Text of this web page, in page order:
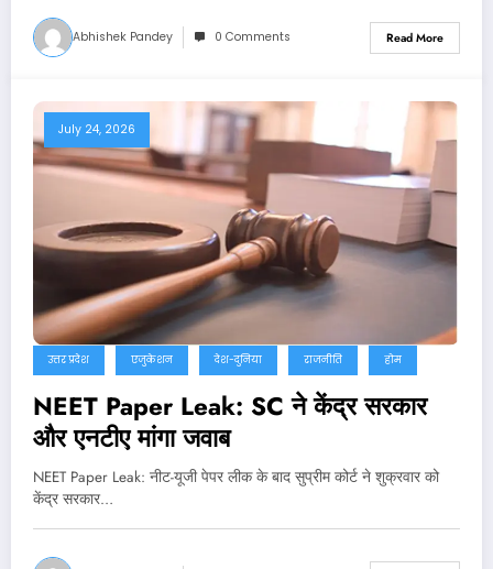
Abhishek Pandey 0 Comments Read More
July 24, 2026
उत्तर प्रदेश एजुकेशन देश-दुनिया राजनीति होम
NEET Paper Leak: SC ने केंद्र सरकार
और एनटीए मांगा जवाब
NEET Paper Leak: नीट-यूजी पेपर लीक के बाद सुप्रीम कोर्ट ने शुक्रवार को
केंद्र सरकार…